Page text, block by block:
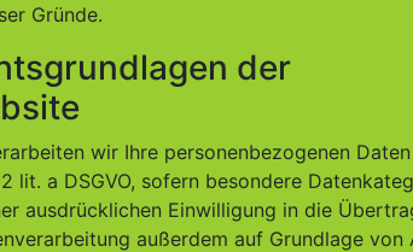
Gründe.
der
wir Ihre personenbezogenen
lit. a DSGVO, sofern besondere
ausdrücklichen Einwilligung in die
außerdem auf Grundlage von